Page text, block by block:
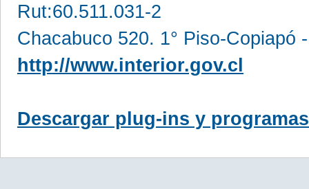
Rut:60.511.031-2
Chacabuco 520. 1° Piso-Copiapó
http://www.interior.gov.cl
Descargar plug-ins y